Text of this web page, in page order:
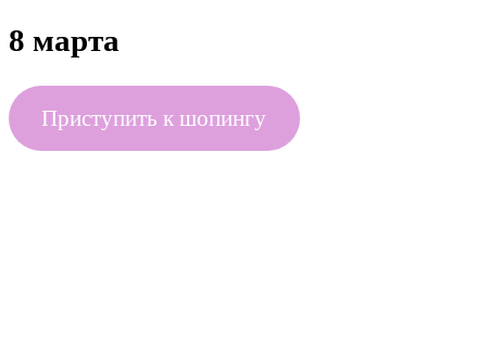
8 марта
Приступить к шопингу